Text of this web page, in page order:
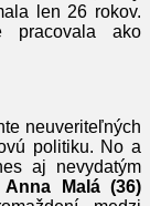
len 26 rokov.
pracovala ako
neuveriteľných
politiku. No a
aj nevydatým
Anna Malá (36)